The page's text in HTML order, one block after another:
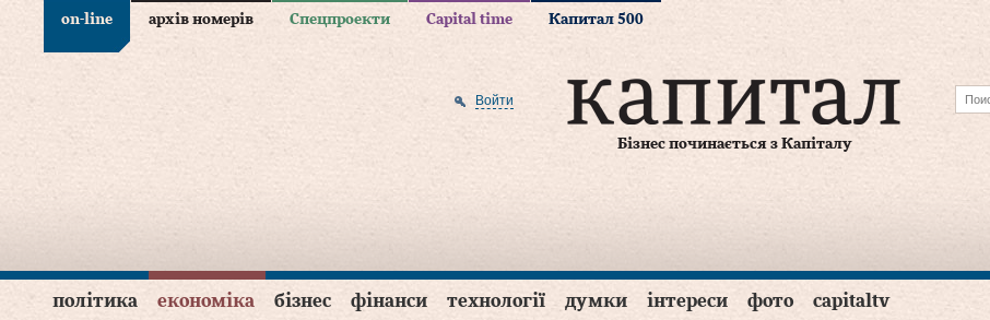
on-line архів номерів Спецпроекти Capital time Капитал 500
Бізнес починається з Капіталу
Войти
політика економіка бізнес фінанси технології думки інтереси фото capitaltv